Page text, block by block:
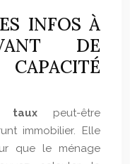
INFOS À
DE
taux peut-être
immobilier. Elle
que le ménage